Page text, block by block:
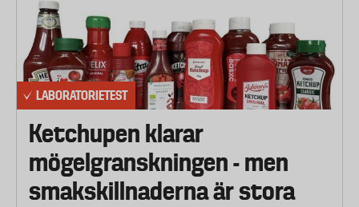
LABORATORIETEST
Ketchupen klarar
mögelgranskningen - men
smakskillnaderna är stora